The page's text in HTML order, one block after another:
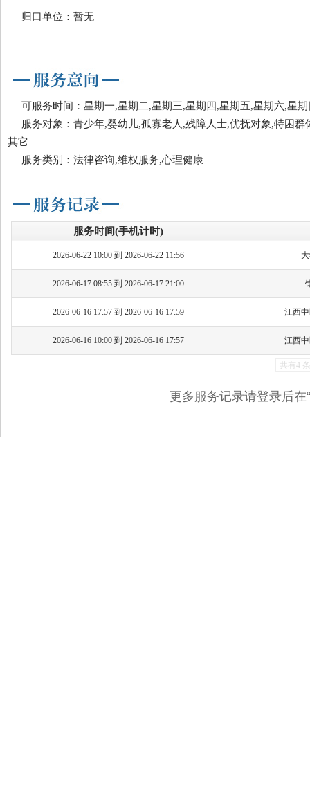
归口单位：暂无
可服务时间：星期一,星期二,星期三,星期四,星期五,星期六,星期
服务对象：青少年,婴幼儿,孤寡老人,残障人士,优抚对象,特困群
其它
服务类别：法律咨询,维权服务,心理健康